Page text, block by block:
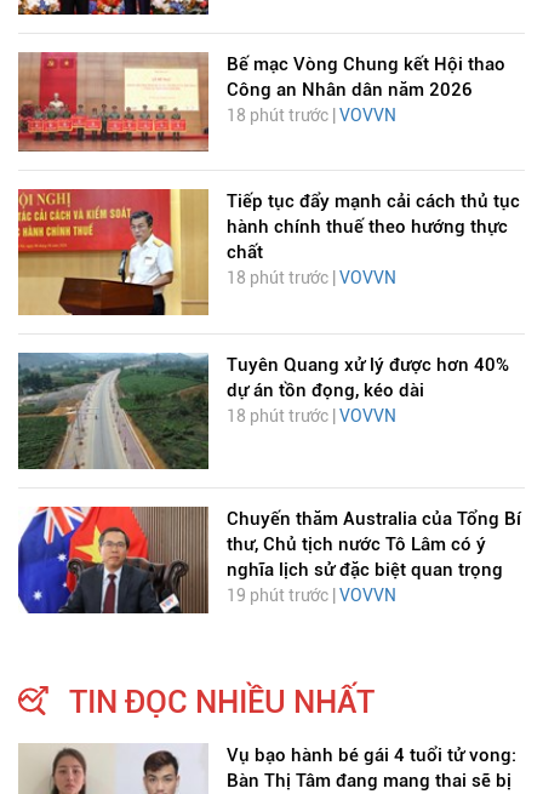
Bế mạc Vòng Chung kết Hội thao
Công an Nhân dân năm 2026
18 phút trước | VOVVN
Tiếp tục đẩy mạnh cải cách thủ tục
hành chính thuế theo hướng thực
chất
18 phút trước | VOVVN
Tuyên Quang xử lý được hơn 40%
dự án tồn đọng, kéo dài
18 phút trước | VOVVN
Chuyến thăm Australia của Tổng Bí
thư, Chủ tịch nước Tô Lâm có ý
nghĩa lịch sử đặc biệt quan trọng
19 phút trước | VOVVN
TIN ĐỌC NHIỀU NHẤT
Vụ bạo hành bé gái 4 tuổi tử vong:
Bàn Thị Tâm đang mang thai sẽ bị